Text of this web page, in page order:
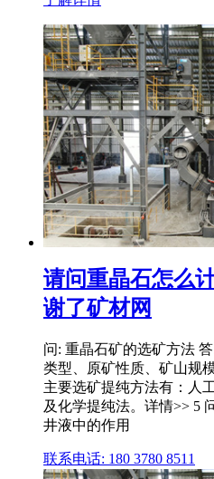
请问重晶石怎么
谢了矿材网
问: 重晶石矿的选矿方法
类型、原矿性质、矿山规
主要选矿提纯方法有：人
及化学提纯法。详情>> 5
井液中的作用
联系电话: 180 3780 8511